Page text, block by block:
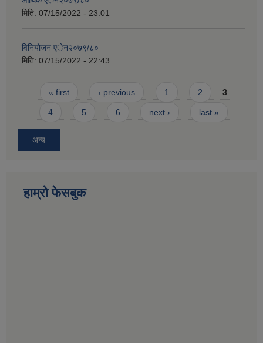
मिति: 07/15/2022 - 23:01
विनियोजन एेन२०७९/८०
मिति: 07/15/2022 - 22:43
Pages
« first ‹ previous 1 2 3
4 5 6 next › last »
अन्य
हाम्राे फेसबुक